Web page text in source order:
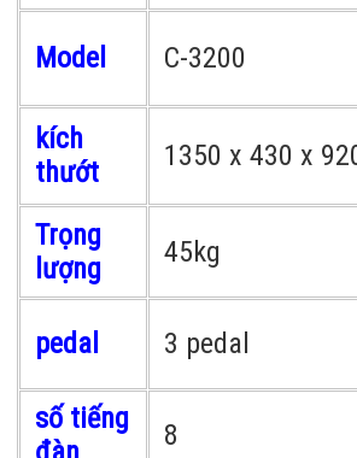
Model C-3200
kích
thướt
1350 x 430 x
Trọng
lượng
45kg
pedal 3 pedal
số tiếng
8